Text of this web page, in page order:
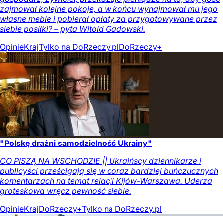
zajmował kolejne pokoje, a w końcu wynajmował mu jego
własne meble i pobierał opłaty za przygotowywane przez
siebie posiłki? – pyta Witold Gadowski.
OpinieKrajTylko na DoRzeczy.plDoRzeczy+
"Polskę drażni samodzielność Ukrainy"
CO PISZĄ NA WSCHODZIE || Ukraińscy dziennikarze i
publicyści prześcigają się w coraz bardziej buńczucznych
komentarzach na temat relacji Kijów-Warszawa. Uderza
groteskowa wręcz pewność siebie.
OpinieKrajDoRzeczy+Tylko na DoRzeczy.pl